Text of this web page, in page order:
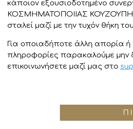
κάποιον εξουσιοδοτημένο
ΚΟΣΜΗΜΑΤΟΠΟΙΙΑΣ
σταλεί μαζί με την τυχόν θήκη
Για οποιαδήποτε άλλη απορία ή
πληροφορίες παρακαλούμε μην
επικοινωνήσετε μαζί μας στο